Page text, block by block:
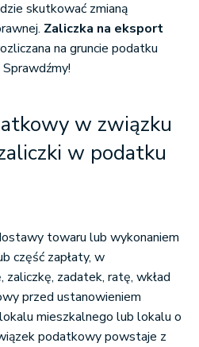
skutkować zmianą
Zaliczka na eksport
na gruncie podatku
w związku
w podatku
towaru lub wykonaniem
część zapłaty, w
zaliczkę, zadatek, ratę, wkład
przed ustanowieniem
mieszkalnego lub lokalu o
podatkowy powstaje z